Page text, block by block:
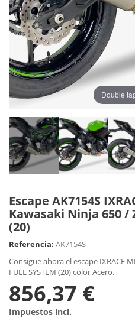
Double
Escape AK7154S
Kawasaki Ninja 650 /
(20)
Referencia: AK7154S
Consigue ahora el escape IXRACE
FULL SYSTEM (20) color Acero.
856,37 €
Impuestos incl.